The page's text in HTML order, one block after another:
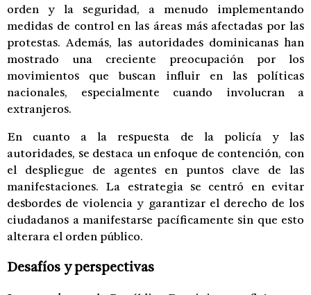
orden y la seguridad, a menudo implementando
medidas de control en las áreas más afectadas por las
protestas. Además, las autoridades dominicanas han
mostrado una creciente preocupación por los
movimientos que buscan influir en las políticas
nacionales, especialmente cuando involucran a
extranjeros.
En cuanto a la respuesta de la policía y las
autoridades, se destaca un enfoque de contención, con
el despliegue de agentes en puntos clave de las
manifestaciones. La estrategia se centró en evitar
desbordes de violencia y garantizar el derecho de los
ciudadanos a manifestarse pacíficamente sin que esto
alterara el orden público.
Desafíos y perspectivas